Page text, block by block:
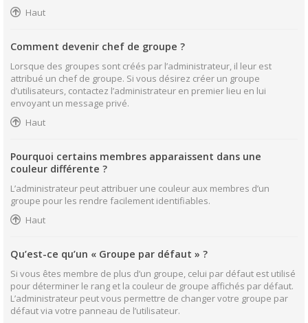
Haut
Comment devenir chef de groupe ?
Lorsque des groupes sont créés par l’administrateur, il leur est
attribué un chef de groupe. Si vous désirez créer un groupe
d’utilisateurs, contactez l’administrateur en premier lieu en lui
envoyant un message privé.
Haut
Pourquoi certains membres apparaissent dans une
couleur différente ?
L’administrateur peut attribuer une couleur aux membres d’un
groupe pour les rendre facilement identifiables.
Haut
Qu’est-ce qu’un « Groupe par défaut » ?
Si vous êtes membre de plus d’un groupe, celui par défaut est utilisé
pour déterminer le rang et la couleur de groupe affichés par défaut.
L’administrateur peut vous permettre de changer votre groupe par
défaut via votre panneau de l’utilisateur.